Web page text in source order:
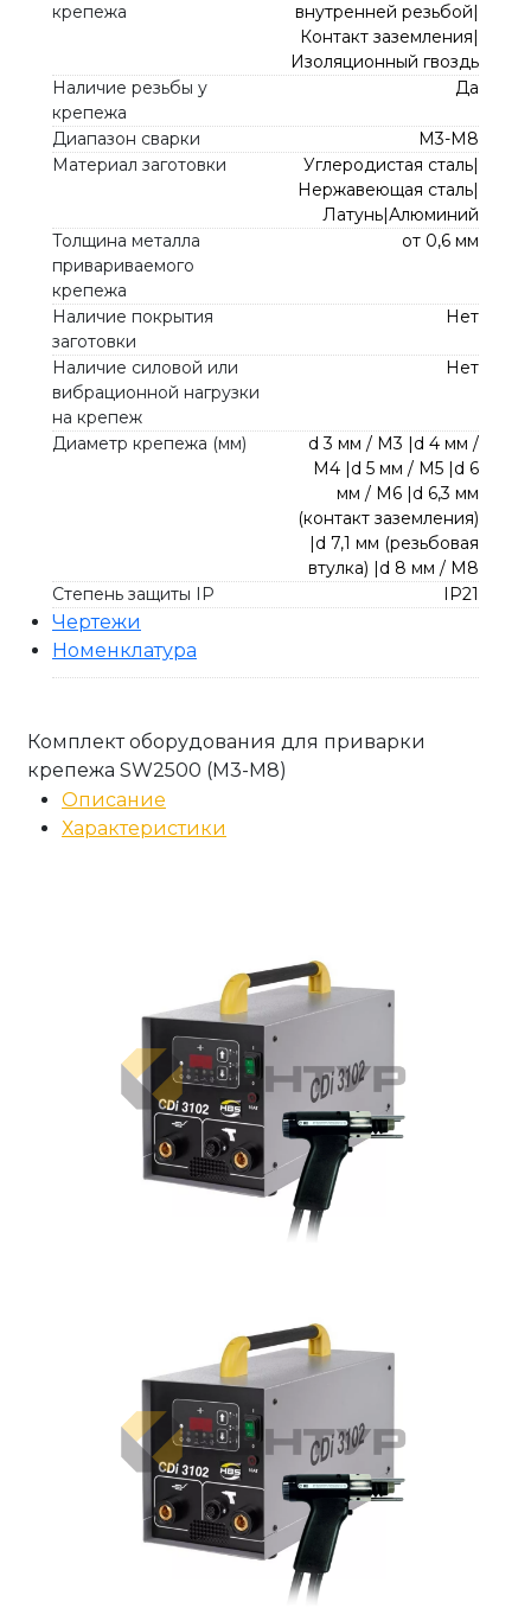
крепежа
внутренней резьбой|
Контакт заземления|
Изоляционный гвоздь
Наличие резьбы у
крепежа
Да
Диапазон сварки
М3-М8
Материал заготовки
Углеродистая сталь|
Нержавеющая сталь|
Латунь|Алюминий
Толщина металла
привариваемого
крепежа
от 0,6 мм
Наличие покрытия
заготовки
Нет
Наличие силовой или
вибрационной нагрузки
на крепеж
Нет
Диаметр крепежа (мм)
d 3 мм / M3 |d 4 мм /
M4 |d 5 мм / M5 |d 6
мм / M6 |d 6,3 мм
(контакт заземления)
|d 7,1 мм (резьбовая
втулка) |d 8 мм / M8
Степень защиты IP
IP21
Чертежи
Номенклатура
Комплект оборудования для приварки
крепежа SW2500 (М3-М8)
Описание
Характеристики